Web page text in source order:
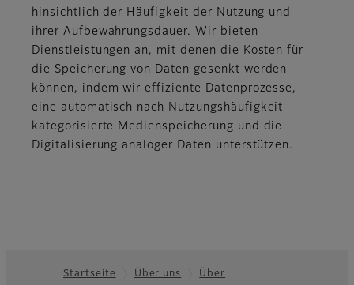
hinsichtlich der Häufigkeit der Nutzung und
ihrer Aufbewahrungsdauer. Wir bieten
Dienstleistungen an, mit denen die Kosten für
die Speicherung von Daten gesenkt werden
können, indem wir effiziente Datenprozesse,
eine automatisch nach Nutzungshäufigkeit
kategorisierte Medienspeicherung und die
Digitalisierung analoger Daten unterstützen.
Startseite Über uns
Über